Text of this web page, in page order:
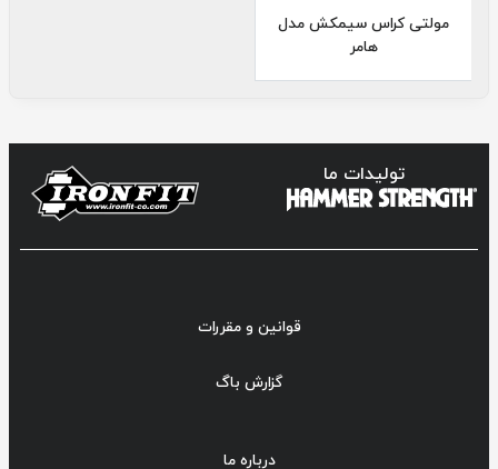
مولتی کراس سیمکش مدل
هامر
تولیدات ما
قوانین و مقررات
گزارش باگ
درباره ما